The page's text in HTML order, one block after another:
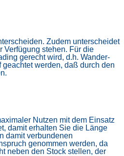
Zudem unterscheidet
Verfügung stehen. Für die
gerecht wird, d.h. Wander-
werden, daß durch den
Nutzen mit dem Einsatz
damit erhalten Sie die Länge
damit verbundenen
genommen werden, da
neben den Stock stellen, der